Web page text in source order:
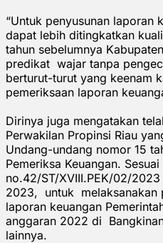
“Untuk penyusunan laporan
dapat lebih ditingkatkan
tahun sebelumnya
predikat wajar tanpa
berturut-turut yang keenam
pemeriksaan laporan
Dirinya juga mengatakan
Perwakilan Propinsi Riau
Undang-undang nomor 15
Pemeriksa Keuangan.
no.42/ST/XVIII.PEK/02/
2023, untuk melaksanakan
laporan keuangan
anggaran 2022 di
lainnya.